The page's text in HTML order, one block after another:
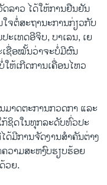
ລາວ ​ໄດ້​ໃຫ້ການ​ຢືນຢັນ​
ຈ​ຕໍ່​ສະຖານະ​ການ​ກ່ຽວ​ກັບ​
ະ​ເທດ​ອີ​ຈິບ, ​ບາ​ເລນ, ​ເຍ
ເຊື່ອໝັ້ນ​ວ່າ​ຈະ​ບໍ່​ມີ​ຜົນ​
ຫ້​ເກີດ​ການ​ເຄື່ອນໄຫ​ວ
ມາດ​ຕະການ​ກວດກາ ​ແລະ​
ຊິດ​ໃນ​ທຸກ​ລະດັບ​ທົ່ວ​ປະ​
ດ້​ມີ​ການຈັດ​ງານ​ສໍາຄັນ​ຕ່າງ
ວາມ​ສະຫງົບ​ຮຽບຮ້ອຍ​
ວຍ.